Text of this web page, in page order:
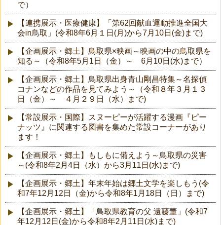
で）
【連携展示・医療健康】「第62回献血運動推進全国大
会in鳥取」(令和8年6月１日(月)から7月10日(金)まで)
【企画展示・郷土】鳥取県×映画～映画の中の鳥取県を
知る～（令和8年5月1日（金）～ 6月10日(水)まで）
【企画展示・郷土】鳥取県出身青山剛昌特集～名探偵
コナンなどの作品を見てみよう～（令和８年３月１３
日（金）～ ４月２９日（水）まで)
【常設展示・国際】スヌーピーが活躍する漫画『ピー
ナッツ』に関連する図書を集めた常設コーナーがあり
ます！
【企画展示・郷土】もしもに備えよう～鳥取県の災害
～(令和8年2月4日（水）から3月11日(水)まで)
【企画展示・郷土】年末年始は郷土文学を楽しもう(令
和7年12月12日（金)から令和8年1月18日（日）まで)
【企画展示・郷土】「鳥取県教育の父 遠藤董」(令和7
年12月12日(金)から令和8年2月11日(水)まで)